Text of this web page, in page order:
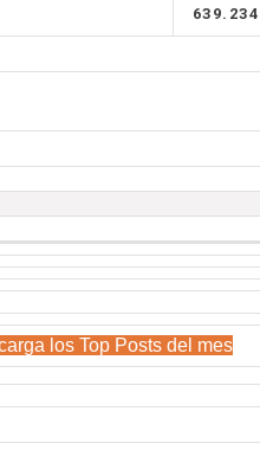
639.234
los Top Posts del mes